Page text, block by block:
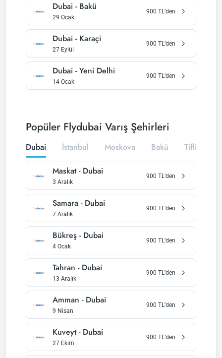
Dubai - Bakü
29 Ocak
900 TL’den
Dubai - Karaçi
27 Eylül
900 TL’den
Dubai -Yeni Delhi
14 Ocak
900 TL’den
Popüler Flydubai Varış Şehirleri
Dubai İstanbul Moskova Bakü Tiflis
Maskat- Dubai
3 Aralık
900 TL’den
Samara - Dubai
7 Aralık
900 TL’den
Bükreş - Dubai
4 Ocak
900 TL’den
Tahran - Dubai
13 Aralık
900 TL’den
Amman - Dubai
9 Nisan
900 TL’den
Kuveyt- Dubai
27 Ekim
900 TL’den